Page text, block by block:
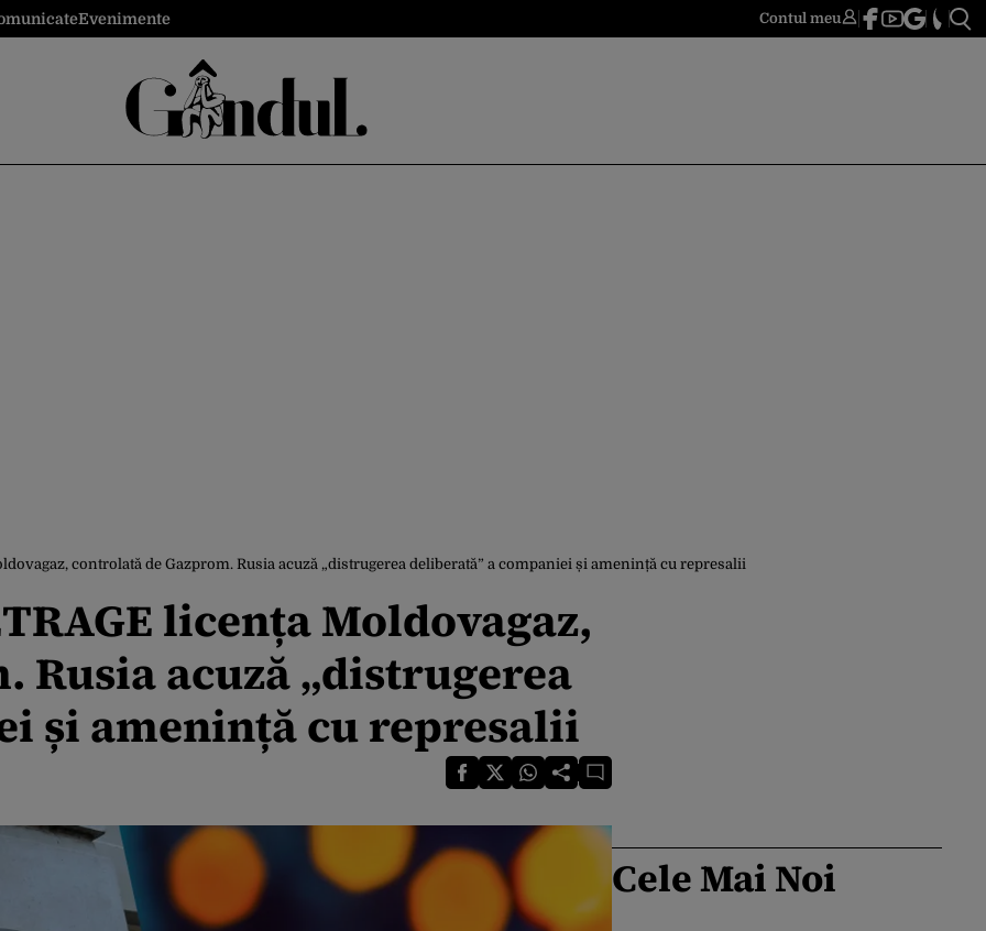
Evenimente Contul meu
controlată de Gazprom. Rusia acuză „distrugerea deliberată” a companiei și amenință cu represalii
licența Moldovagaz,
Rusia acuză „distrugerea
și amenință cu represalii
Cele Mai Noi